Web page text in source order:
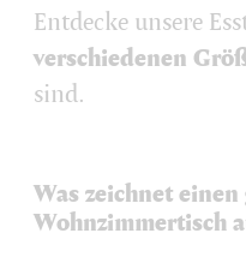
Entdecke unsere
verschiedenen
sind.
Was zeichnet einen
Wohnzimmertisch